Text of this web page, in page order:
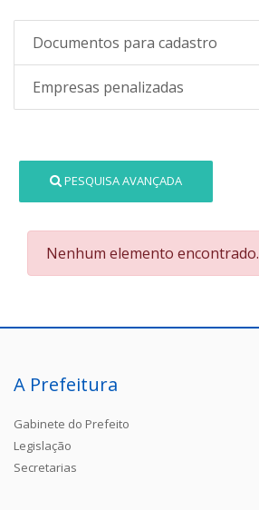
Documentos para cadastro
Empresas penalizadas
PESQUISA AVANÇADA
Nenhum elemento encontrado.
A Prefeitura
Gabinete do Prefeito
Legislação
Secretarias